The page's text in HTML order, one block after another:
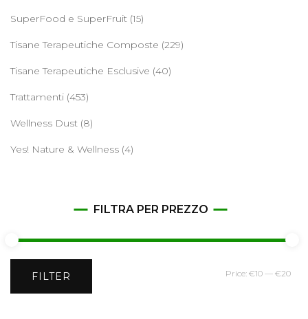
SuperFood e SuperFruit (15)
Tisane Terapeutiche Composte (229)
Tisane Terapeutiche Esclusive (40)
Trattamenti (453)
Wellness Dust (8)
Yes! Nature & Wellness (4)
FILTRA PER PREZZO
Min
FILTER Price: €10 — €20